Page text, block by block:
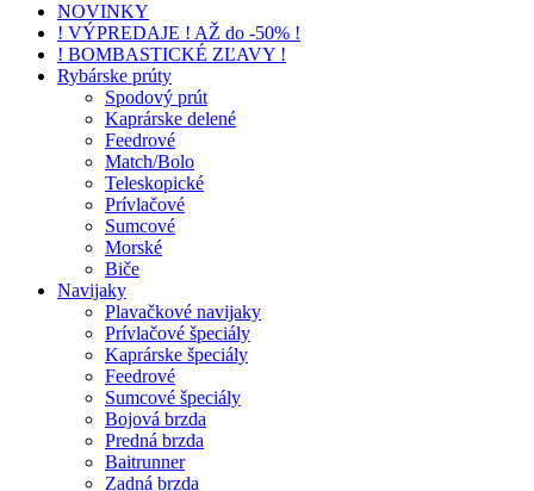
NOVINKY
! VÝPREDAJE ! AŽ do -50% !
! BOMBASTICKÉ ZĽAVY !
Rybárske prúty
Spodový prút
Kaprárske delené
Feedrové
Match/Bolo
Teleskopické
Prívlačové
Sumcové
Morské
Biče
Navijaky
Plavačkové navijaky
Prívlačové špeciály
Kaprárske špeciály
Feedrové
Sumcové špeciály
Bojová brzda
Predná brzda
Baitrunner
Zadná brzda